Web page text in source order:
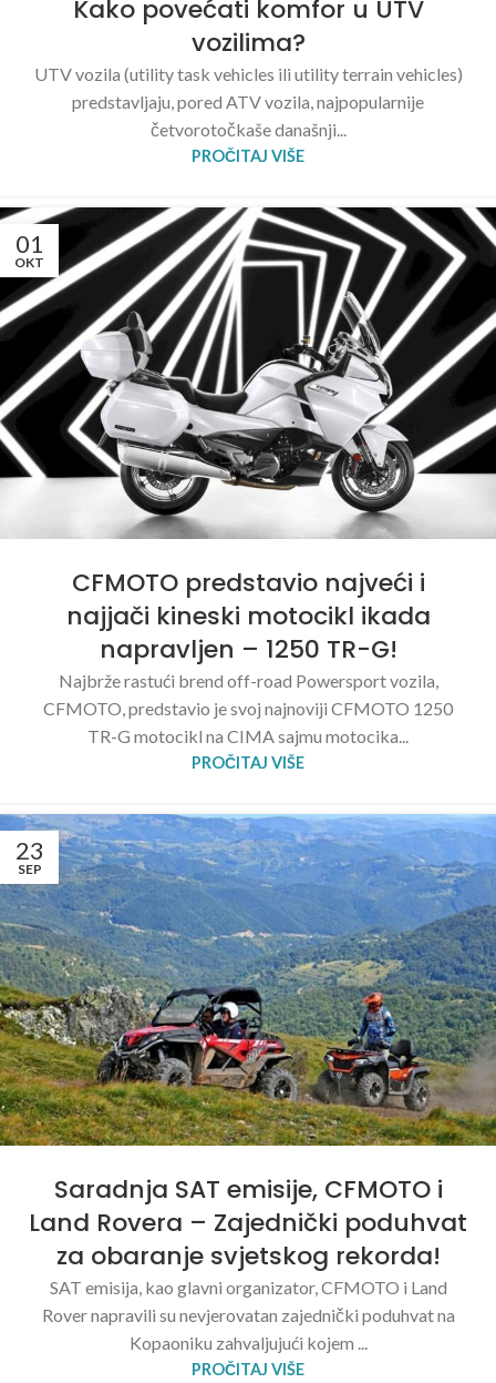
Kako povećati komfor u UTV
vozilima?
UTV vozila (utility task vehicles ili utility terrain vehicles)
predstavljaju, pored ATV vozila, najpopularnije
četvorotočkaše današnji...
PROČITAJ VIŠE
01
OKT
CFMOTO predstavio najveći i
najjači kineski motocikl ikada
napravljen – 1250 TR-G!
Najbrže rastući brend off-road Powersport vozila,
CFMOTO, predstavio je svoj najnoviji CFMOTO 1250
TR-G motocikl na CIMA sajmu motocika...
PROČITAJ VIŠE
23
SEP
Saradnja SAT emisije, CFMOTO i
Land Rovera – Zajednički poduhvat
za obaranje svjetskog rekorda!
SAT emisija, kao glavni organizator, CFMOTO i Land
Rover napravili su nevjerovatan zajednički poduhvat na
Kopaoniku zahvaljujući kojem ...
PROČITAJ VIŠE